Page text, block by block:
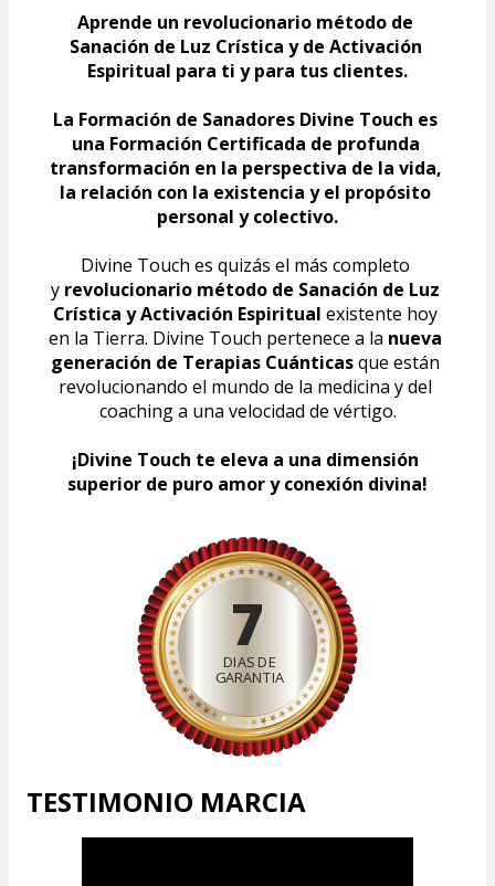
Aprende un revolucionario método de
Sanación de Luz Crística y de Activación
Espiritual para ti y para tus clientes.
La Formación de Sanadores Divine Touch es
una Formación Certificada de profunda
transformación en la perspectiva de la vida,
la relación con la existencia y el propósito
personal y colectivo.​
Divine Touch es quizás el más completo
y revolucionario método de Sanación de Luz
Crística y Activación Espiritual existente hoy
en la Tierra. Divine Touch pertenece a la nueva
generación de Terapias Cuánticas que están
revolucionando el mundo de la medicina y del
coaching a una velocidad de vértigo.
¡Divine Touch te eleva a una dimensión
superior de puro amor y conexión divina!
7
DIAS DE
GARANTIA
TESTIMONIO MARCIA